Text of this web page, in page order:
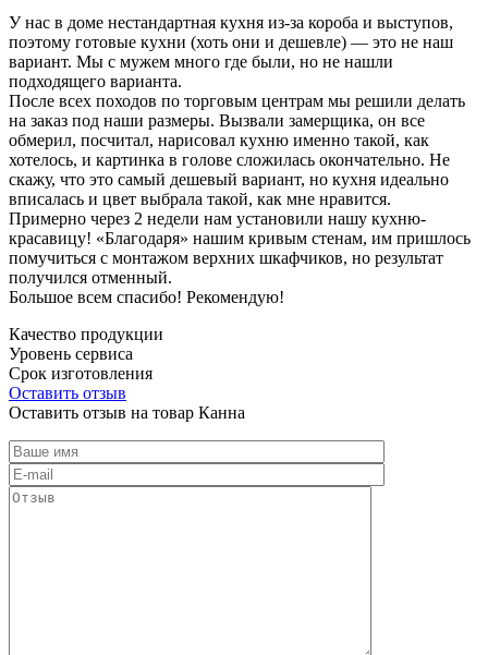
У нас в доме нестандартная кухня из-за короба и выступов,
поэтому готовые кухни (хоть они и дешевле) — это не наш
вариант. Мы с мужем много где были, но не нашли
подходящего варианта.
После всех походов по торговым центрам мы решили делать
на заказ под наши размеры. Вызвали замерщика, он все
обмерил, посчитал, нарисовал кухню именно такой, как
хотелось, и картинка в голове сложилась окончательно. Не
скажу, что это самый дешевый вариант, но кухня идеально
вписалась и цвет выбрала такой, как мне нравится.
Примерно через 2 недели нам установили нашу кухню-
красавицу! «Благодаря» нашим кривым стенам, им пришлось
помучиться с монтажом верхних шкафчиков, но результат
получился отменный.
Большое всем спасибо! Рекомендую!
Качество продукции
Уровень сервиса
Срок изготовления
Оставить отзыв
Оставить отзыв на товар Канна